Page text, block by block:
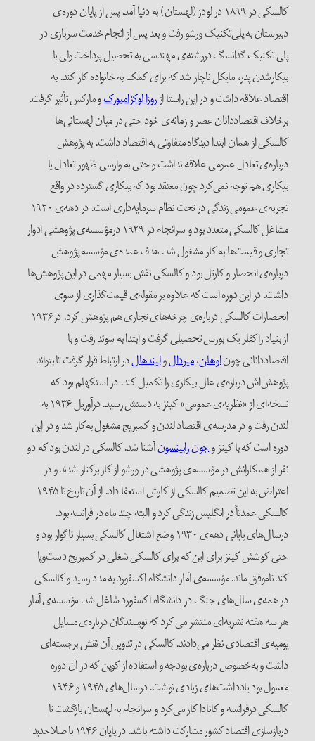
کالسکی در ۱۸۹۹ در لودز (لهستان) به دنیا آمد. پس از پایان دوره‌ی
دبیرستان به پلی‌تکنیک ورشو رفت و بعد پس از انجام خدمت سربازی در
پلی تکنیک گدانسگ دررشته‌ی مهندسی به تحصیل پرداخت ولی با
بیکارشدن پدر، مایکل ناچار شد که برای کمک به خانواده کار کند. به
اقتصاد علاقه داشت و در این راستا ازروزا لوکزامبورکو مارکس تأثیر گرفت.
برخلاف اقتصاددانان عصر و زمانه‌ی خود حتی در میان لهستانی‌ها
کالسکی از همان ابتدا دیدگاه متفاوتی به اقتصاد داشت. به پژوهش
درباره‌ی تعادل عمومی علاقه نداشت و حتی به وارسی ظهور تعادل یا
بیکاری هم توجه نمی‌کرد چون معتقد بود که بیکاری گسترده در واقع
تجربه‌ی عمومی زندگی در تحت نظام سرمایه‌داری است. در دهه‌ی ۱۹۲۰
مشاغل کالسکی متعدد بود و سرانجام در ۱۹۲۹ درمؤسسه‌ی پژوهشی ادوار
تجاری و قیمت‌ها به کار مشغول شد. هدف عمده‌ی مؤسسه پژوهش
درباره‌ی انحصار و کارتل بود و کالسکی نقش بسیار مهمی در این پژوهش‌ها
داشت. در این دوره است که علاوه بر مقوله‌ی قیمت‌گذاری از سوی
انحصارات کالسکی درباره‌ی چرخه‌های تجاری هم پژوهش کرد. در۱۹۳۶
از بنیاد راکفلر یک بورس تحصیلی گرفت و ابتدا به سوئد رفت و با
اقتصاددانانی چوناوهلن،میردالولیندهالدر ارتباط قرار گرفت تا بتواند
پژوهش‌اش درباره‌ی علل بیکاری را تکمیل کند. در استکهلم بود که
نسخه‌ای از «نظریه‌ی عمومی» کینز به دستش رسید. درآوریل ۱۹۳۶ به
لندن رفت و در مدرسه‌ی اقتصاد لندن و کمبریج مشغول به‌کار شد و در این
دوره است که با کینز وجون رابینسونآشنا شد. کالسکی در لندن بود که دو
نفر از همکارانش در مؤسسه‌ی پژوهشی در ورشو از کار برکنار شدند و در
اعتراض به این تصمیم کالسکی از کارش استعفا داد. از آن تاریخ تا ۱۹۴۵
کالسکی عمدتاً در انگلیس زندگی کرد و البته چند ماه در فرانسه بود.
درسال‌های پایانی دهه‌ی ۱۹۳۰ وضع اشتغال کالسکی بسیار ناگوار بود و
حتی کوشش کینز برای این که برای کالسکی شغلی در کمبریج دست‌وپا
کند ناموفق ماند. مؤسسه‌ی آمار دانشگاه اکسفورد به مدد رسید و کالسکی
در همه‌ی سال‌های جنگ در دانشگاه اکسفورد شاغل شد. مؤسسه‌ی آمار
هر سه هفته نشریه‌ای منتشر می کرد که نویسندگان درباره‌ی مسایل
یومیه‌ی اقتصادی نظر می‌دادند. کالسکی در تدوین آن نقش برجسته‌ای
داشت و به‌خصوص درباره‌ی بودجه و استفاده از کوپن که در آن دوره
معمول بود یادداشت‌های زیادی نوشت. درسال‌های ۱۹۴۵ و ۱۹۴۶
کالسکی درفرانسه و کانادا کار می‌کرد و سرانجام به لهستان بازگشت تا
دربازسازی اقتصاد کشور مشارکت داشته باشد. در پایان ۱۹۴۶ با صلاحدید